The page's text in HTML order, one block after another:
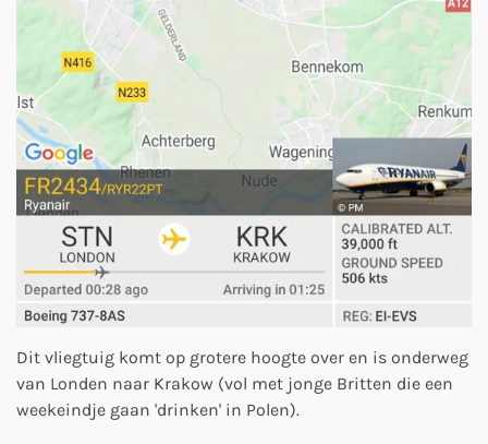
Dit vliegtuig komt op grotere hoogte over en is onderweg
van Londen naar Krakow (vol met jonge Britten die een
weekeindje gaan 'drinken' in Polen).